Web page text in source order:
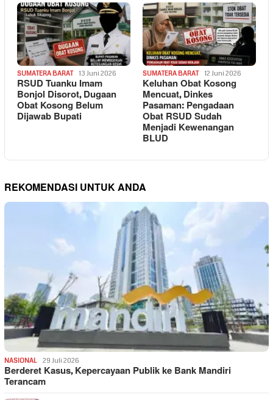
SUMATERA BARAT 13 Juni 2026
RSUD Tuanku Imam
Bonjol Disorot, Dugaan
Obat Kosong Belum
Dijawab Bupati
SUMATERA BARAT 12 Juni 2026
Keluhan Obat Kosong
Mencuat, Dinkes
Pasaman: Pengadaan
Obat RSUD Sudah
Menjadi Kewenangan
BLUD
REKOMENDASI UNTUK ANDA
NASIONAL 29 Juli 2026
Berderet Kasus, Kepercayaan Publik ke Bank Mandiri
Terancam